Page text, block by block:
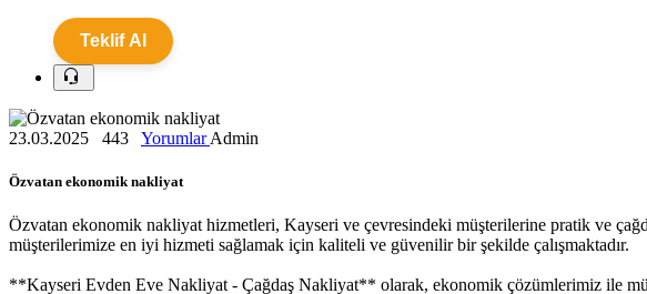
Teklif Al
23.03.2025 443 YorumlarAdmin
Özvatan ekonomik nakliyat
Özvatan ekonomik nakliyat hizmetleri, Kayseri ve çevresindeki müşterilerine pratik ve
müşterilerimize en iyi hizmeti sağlamak için kaliteli ve güvenilir bir şekilde çalışmaktadır.
**Kayseri Evden Eve Nakliyat - Çağdaş Nakliyat** olarak, ekonomik çözümlerimiz ile